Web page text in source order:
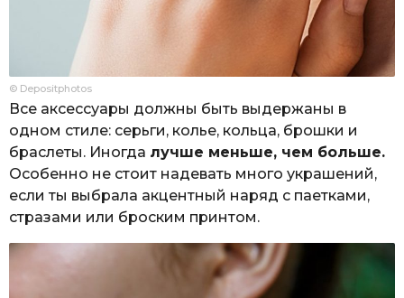
© Depositphotos
Все аксессуары должны быть выдержаны в
одном стиле: серьги, колье, кольца, брошки и
браслеты. Иногда лучше меньше, чем больше.
Особенно не стоит надевать много украшений,
если ты выбрала акцентный наряд с паетками,
стразами или броским принтом.